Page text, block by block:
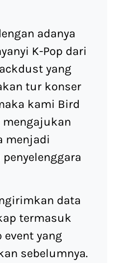
adanya
K-Pop dari
yang
tur konser
kami Bird
menjadi
data
termasuk
yang
sebelumnya.